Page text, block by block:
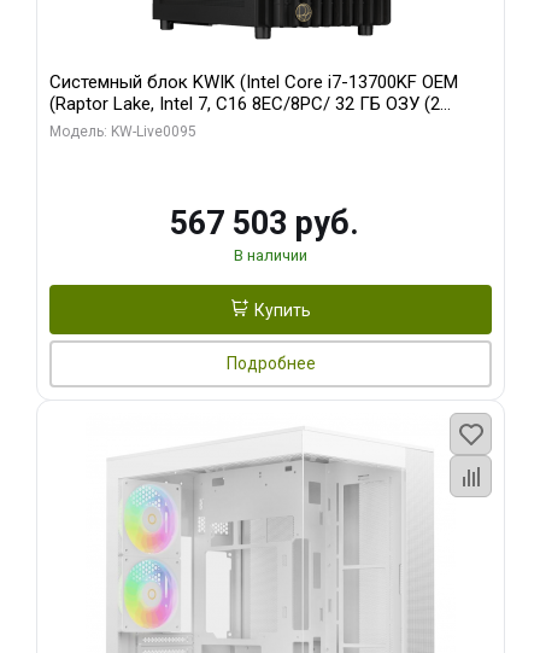
Системный блок KWIK (Intel Core i7-13700KF OEM
(Raptor Lake, Intel 7, C16 8EC/8PC/ 32 ГБ ОЗУ (2
модуля)/ Afox RTX4090 24GB GDDR6X 384-Bit 3xDP
Модель: KW-Live0095
567 503 руб.
В наличии
Купить
Подробнее